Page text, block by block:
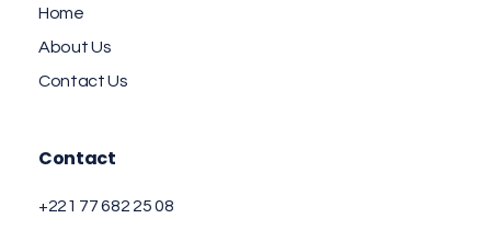
Home
About Us
Contact Us
Contact
+221 77 682 25 08